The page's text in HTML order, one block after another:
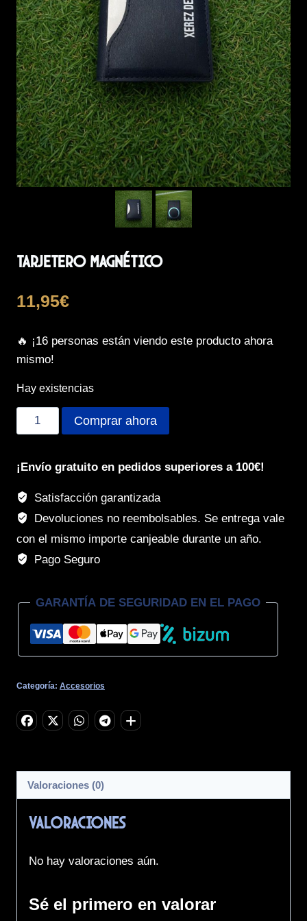
Tarjetero Magnético
11,95€
🔥 ¡16 personas están viendo este producto ahora
mismo!
Hay existencias
Tarjetero
Magnético
Comprar ahora
¡Envío gratuito en pedidos superiores a 100€!
Satisfacción garantizada
Devoluciones no reembolsables. Se entrega vale
con el mismo importe canjeable durante un año.
Pago Seguro
GARANTÍA DE SEGURIDAD EN EL PAGO
Categoría: Accesorios
Valoraciones (0)
Valoraciones
No hay valoraciones aún.
Sé el primero en valorar